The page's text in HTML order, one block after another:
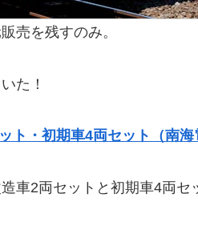
売を残すのみ。
た！
ト・初期車4両セット（南海
車2両セットと初期車4両セ